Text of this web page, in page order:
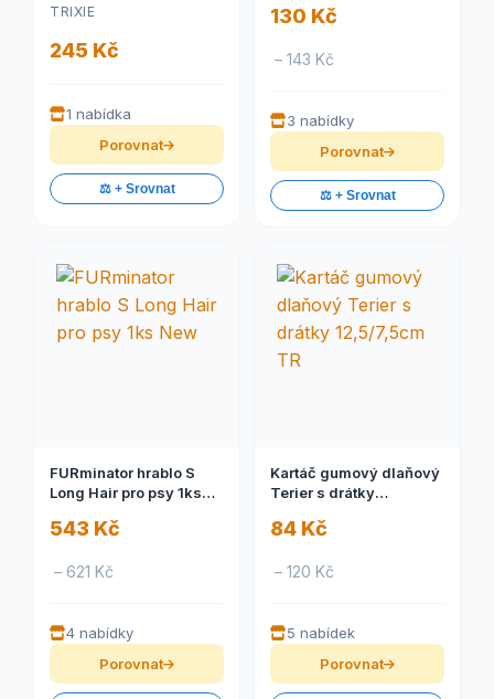
TRIXIE
245 Kč
1 nabídka
Porovnat
⚖️ + Srovnat
130 Kč
– 143 Kč
3 nabídky
Porovnat
⚖️ + Srovnat
FURminator hrablo S
Long Hair pro psy 1ks
543 Kč
– 621 Kč
4 nabídky
Porovnat
Kartáč gumový dlaňový
Terier s drátky
84 Kč
– 120 Kč
5 nabídek
Porovnat